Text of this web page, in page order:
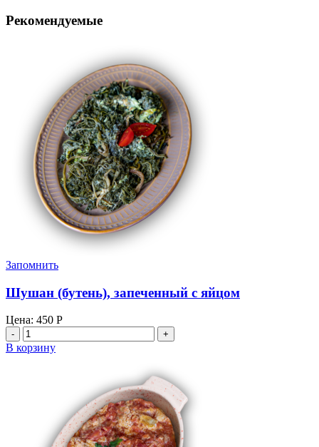
Рекомендуемые
Запомнить
Шушан (бутень), запеченный с яйцом
Цена: 450 Р
Количество
товара
Шушан
В корзину